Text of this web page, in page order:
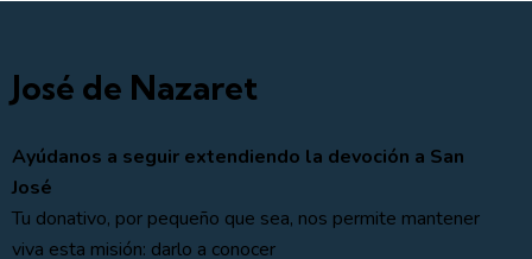
José de Nazaret
Ayúdanos a seguir extendiendo la devoción a San
José
Tu donativo, por pequeño que sea, nos permite mantener
viva esta misión: darlo a conocer